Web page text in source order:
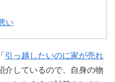
い
引っ越したいのに家が売れ
介しているので、自身の物